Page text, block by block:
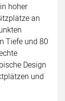
hoher
an
Tiefe und 80
Design
und